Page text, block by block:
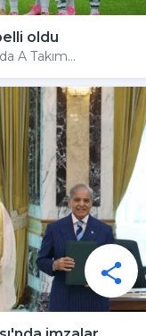
oldu
A Takım...